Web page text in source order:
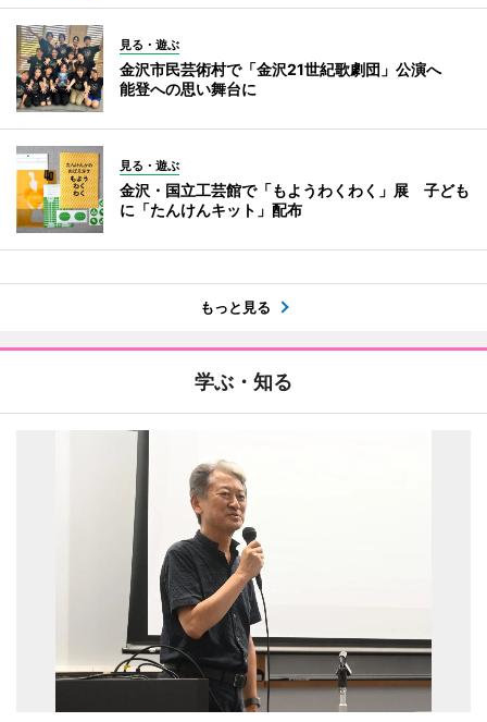
見る・遊ぶ
金沢市民芸術村で「金沢21世紀歌劇団」公演へ
能登への思い舞台に
見る・遊ぶ
金沢・国立工芸館で「もようわくわく」展 子ども
に「たんけんキット」配布
もっと見る
学ぶ・知る